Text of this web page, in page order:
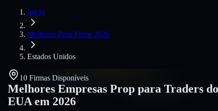
Início
Melhores Prop Firms 2026
Estados Unidos
10 Firmas Disponíveis
Melhores Empresas Prop para Traders
EUA em 2026